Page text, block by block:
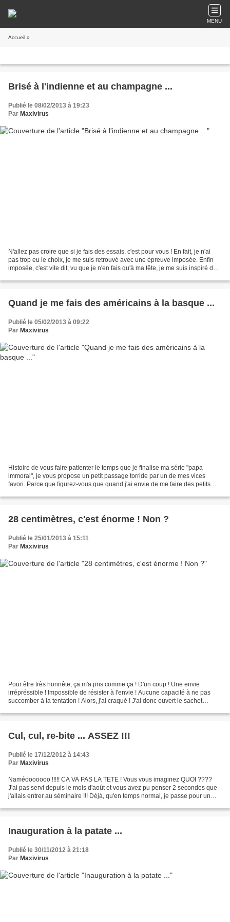
MENU
Accueil »
Brisé à l'indienne et au champagne ...
Publié le 08/02/2013 à 19:23
Par Maxivirus
N'allez pas croire que si je fais des essais, c'est pour vous ! En fait, je n'ai
pas trop eu le choix, je me suis retrouvé avec une épreuve imposée. Enfin
imposée, c'est vite dit, vu que je n'en fais qu'à ma tête, je me suis inspiré du
Quand je me fais des américains à la basque ...
Publié le 05/02/2013 à 09:22
Par Maxivirus
Histoire de vous faire patienter le temps que je finalise ma série "papa
immoral", je vous propose un petit passage torride par un de mes vices
favori. Parce que figurez-vous que quand j'ai envie de me faire des petits
28 centimètres, c'est énorme ! Non ?
Publié le 25/01/2013 à 15:11
Par Maxivirus
Pour être très honnête, ça m'a pris comme ça ! D'un coup ! Une envie
irrépréssible ! Impossible de résister à l'envie ! Aucune capacité à ne pas
succomber à la tentation ! Alors, j'ai craqué ! J'ai donc ouvert le sachet
Cul, cul, re-bite ... ASSEZ !!!
Publié le 17/12/2012 à 14:43
Par Maxivirus
Naméooooooo !!!!! CA VA PAS LA TETE ! Vous vous imaginez QUOI ????
J'ai pas servi depuis le mois d'août et vous avez pu penser 2 secondes que
j'allais entrer au séminaire !!! Déjà, qu'en temps normal, je passe pour un
Inauguration à la patate ...
Publié le 30/11/2012 à 21:18
Par Maxivirus